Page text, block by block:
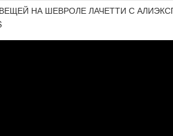
НА ШЕВРОЛЕ ЛАЧЕТТИ С